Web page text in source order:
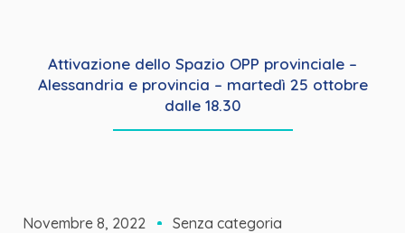
Attivazione dello Spazio OPP provinciale –
Alessandria e provincia – martedì 25 ottobre
dalle 18.30
Novembre 8, 2022 Senza categoria